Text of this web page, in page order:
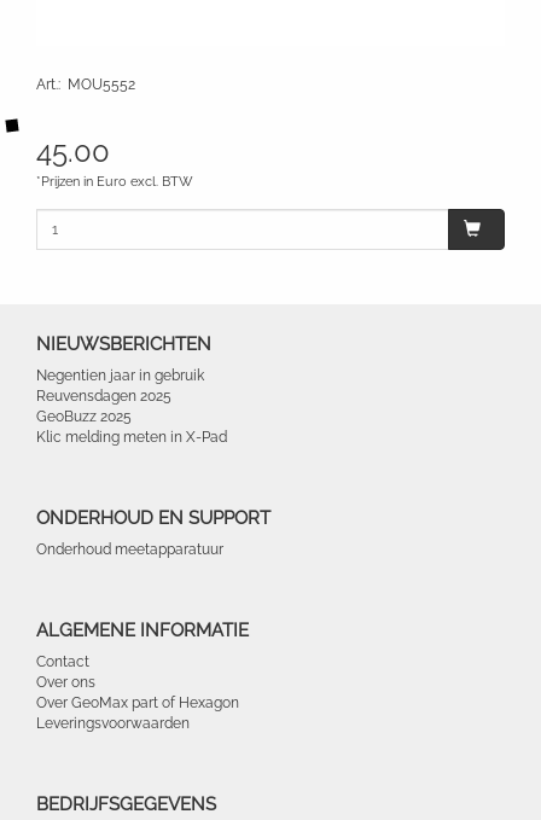
Art.: MOU5552
45.00
*Prijzen in Euro excl. BTW
NIEUWSBERICHTEN
Negentien jaar in gebruik
Reuvensdagen 2025
GeoBuzz 2025
Klic melding meten in X-Pad
ONDERHOUD EN SUPPORT
Onderhoud meetapparatuur
ALGEMENE INFORMATIE
Contact
Over ons
Over GeoMax part of Hexagon
Leveringsvoorwaarden
BEDRIJFSGEGEVENS